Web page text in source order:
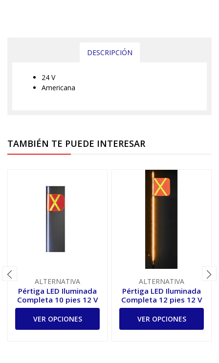
DESCRIPCIÓN
24 V
Americana
TAMBIÉN TE PUEDE INTERESAR
ALTERNATIVA
Pértiga LED Iluminada
Completa 10 pies 12 V
VER OPCIONES
ALTERNATIVA
Pértiga LED Iluminada
Completa 12 pies 12 V
VER OPCIONES